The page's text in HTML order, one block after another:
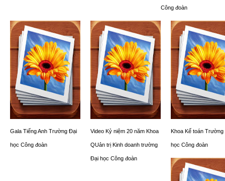
Công đoàn
Gala Tiếng Anh Trường Đại
học Công đoàn
Video Kỷ niệm 20 năm Khoa
QUản trị Kinh doanh trường
Đại học Công đoàn
Khoa Kế toán
học Công đoàn